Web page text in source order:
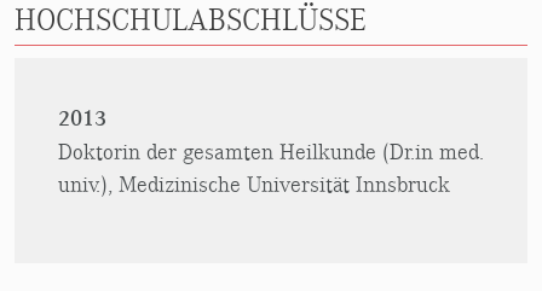
HOCHSCHULABSCHLÜSSE
2013
Doktorin der gesamten Heilkunde (Dr.in med.
univ.), Medizinische Universität Innsbruck